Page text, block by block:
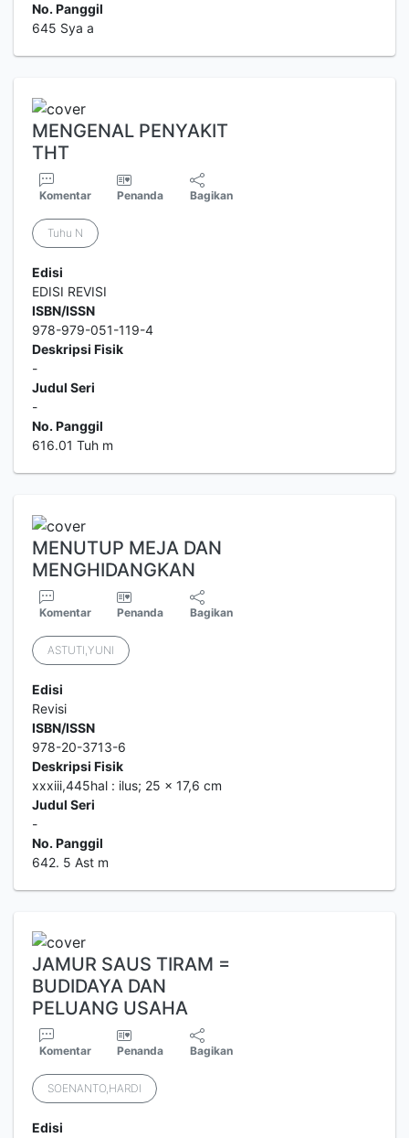
No. Panggil
645 Sya a
MENGENAL PENYAKIT
THT
Komentar Penanda Bagikan
Tuhu N
Edisi
EDISI REVISI
ISBN/ISSN
978-979-051-119-4
Deskripsi Fisik
-
Judul Seri
-
No. Panggil
616.01 Tuh m
MENUTUP MEJA DAN
MENGHIDANGKAN
Komentar Penanda Bagikan
ASTUTI,YUNI
Edisi
Revisi
ISBN/ISSN
978-20-3713-6
Deskripsi Fisik
xxxiii,445hal : ilus; 25 x 17,6 cm
Judul Seri
-
No. Panggil
642. 5 Ast m
JAMUR SAUS TIRAM =
BUDIDAYA DAN
PELUANG USAHA
Komentar Penanda Bagikan
SOENANTO,HARDI
Edisi